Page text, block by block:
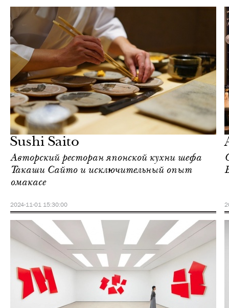
Sushi Saito
Авторский ресторан японской кухни шефа
Такаши Сайто и исключительный опыт
омакасе
2024-11-01 15:30:00
жизнь